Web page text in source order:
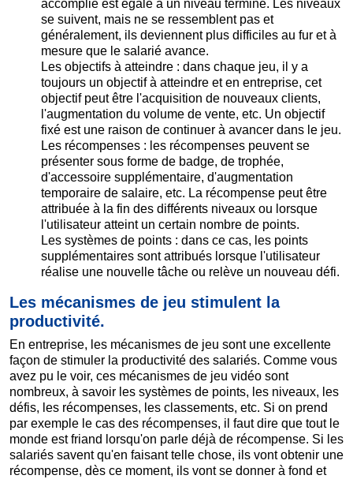
accomplie est égale à un niveau terminé. Les niveaux
se suivent, mais ne se ressemblent pas et
généralement, ils deviennent plus difficiles au fur et à
mesure que le salarié avance.
Les objectifs à atteindre : dans chaque jeu, il y a
toujours un objectif à atteindre et en entreprise, cet
objectif peut être l'acquisition de nouveaux clients,
l'augmentation du volume de vente, etc. Un objectif
fixé est une raison de continuer à avancer dans le jeu.
Les récompenses : les récompenses peuvent se
présenter sous forme de badge, de trophée,
d'accessoire supplémentaire, d'augmentation
temporaire de salaire, etc. La récompense peut être
attribuée à la fin des différents niveaux ou lorsque
l'utilisateur atteint un certain nombre de points.
Les systèmes de points : dans ce cas, les points
supplémentaires sont attribués lorsque l'utilisateur
réalise une nouvelle tâche ou relève un nouveau défi.
Les mécanismes de jeu stimulent la
productivité.
En entreprise, les mécanismes de jeu sont une excellente
façon de stimuler la productivité des salariés. Comme vous
avez pu le voir, ces mécanismes de jeu vidéo sont
nombreux, à savoir les systèmes de points, les niveaux, les
défis, les récompenses, les classements, etc. Si on prend
par exemple le cas des récompenses, il faut dire que tout le
monde est friand lorsqu'on parle déjà de récompense. Si les
salariés savent qu'en faisant telle chose, ils vont obtenir une
récompense, dès ce moment, ils vont se donner à fond et